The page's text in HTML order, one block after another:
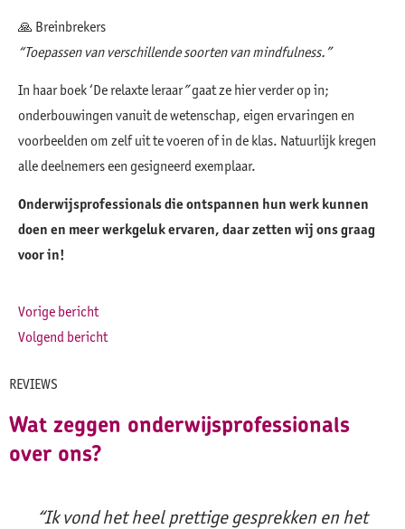
🙏 Breinbrekers
“Toepassen van verschillende soorten van mindfulness.”
In haar boek ‘De relaxte leraar”gaat ze hier verder op in;
onderbouwingen vanuit de wetenschap, eigen ervaringen en
voorbeelden om zelf uit te voeren of in de klas. Natuurlijk kregen
alle deelnemers een gesigneerd exemplaar.
Onderwijsprofessionals die ontspannen hun werk kunnen
doen en meer werkgeluk ervaren, daar zetten wij ons graag
voor in!
Vorige bericht
Volgend bericht
REVIEWS
Wat zeggen onderwijsprofessionals
over ons?
“Ik vond het heel prettige gesprekken en het